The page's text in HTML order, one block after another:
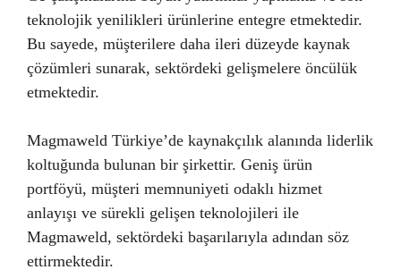
teknolojik yenilikleri ürünlerine entegre etmektedir.
Bu sayede, müşterilere daha ileri düzeyde kaynak
çözümleri sunarak, sektördeki gelişmelere öncülük
etmektedir.
Magmaweld Türkiye’de kaynakçılık alanında liderlik
koltuğunda bulunan bir şirkettir. Geniş ürün
portföyü, müşteri memnuniyeti odaklı hizmet
anlayışı ve sürekli gelişen teknolojileri ile
Magmaweld, sektördeki başarılarıyla adından söz
ettirmektedir.